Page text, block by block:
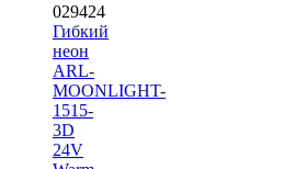
029424
Гибкий
неон
ARL-
MOONLIGHT-
1515-
3D
24V